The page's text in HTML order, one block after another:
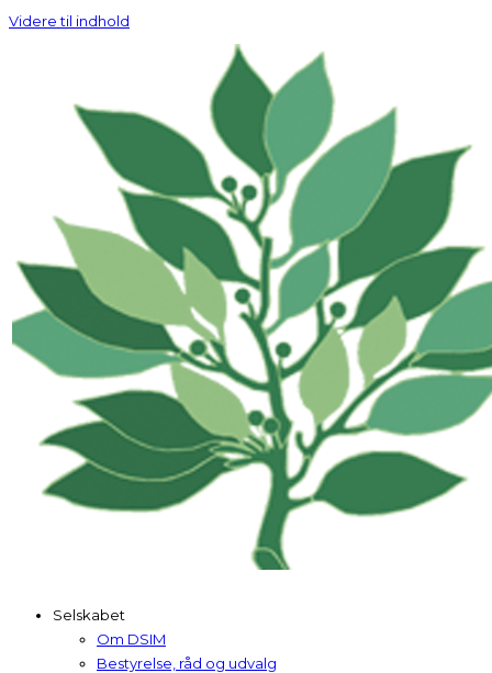
Videre til indhold
Selskabet
Om DSIM
Bestyrelse, råd og udvalg